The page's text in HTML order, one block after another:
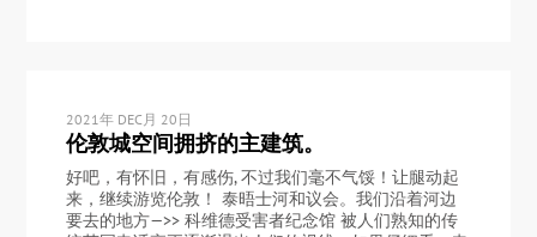
2021年 DEC月 20日
伦敦城空间拥挤的主建筑。
好吧，有怀旧，有感伤, 不过我们毫不气馁！让腿动起
来，继续游览伦敦！ 泰晤士河和议会。我们沿着河边
要去的地方—>> 科维德受害者纪念馆 被人们熟知的传